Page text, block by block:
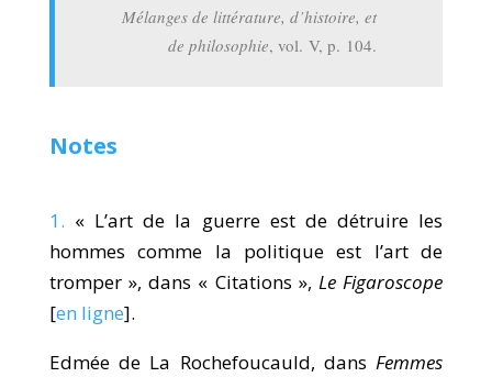
Mélanges de littérature, d’histoire, et
de philosophie, vol. V, p. 104.
Notes
1. « L’art de la guerre est de détruire les
hommes comme la politique est l’art de
tromper », dans « Citations », Le Figaroscope
[en ligne].
Edmée de La Rochefoucauld, dansFemmes